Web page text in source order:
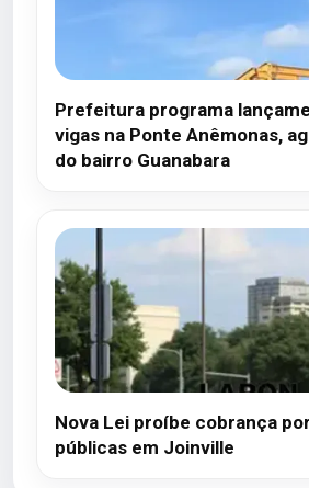
Prefeitura programa
vigas na Ponte Anêmonas,
do bairro Guanabara
Nova Lei proíbe cobrança
públicas em Joinville